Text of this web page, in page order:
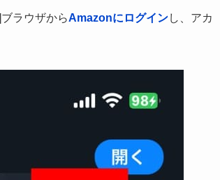
ラウザからAmazonにログインし、アカ